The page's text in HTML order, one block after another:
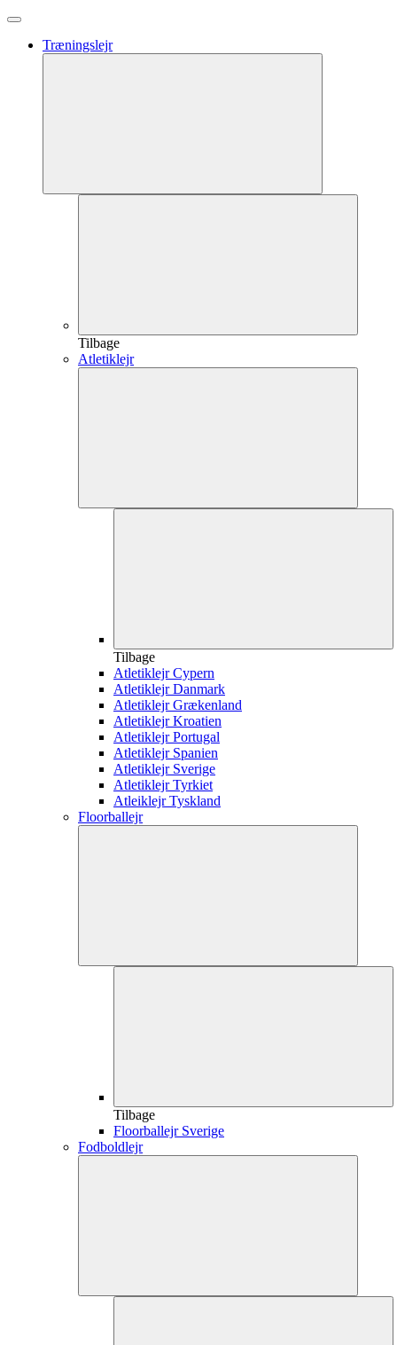
Træningslejr
Tilbage
Atletiklejr
Tilbage
Atletiklejr Cypern
Atletiklejr Danmark
Atletiklejr Grækenland
Atletiklejr Kroatien
Atletiklejr Portugal
Atletiklejr Spanien
Atletiklejr Sverige
Atletiklejr Tyrkiet
Atleiklejr Tyskland
Floorballejr
Tilbage
Floorballejr Sverige
Fodboldlejr